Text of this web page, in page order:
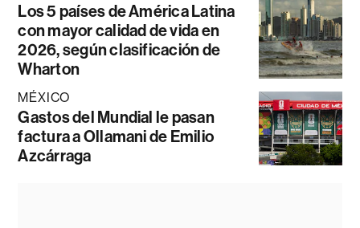
Los 5 países de América Latina
con mayor calidad de vida en
2026, según clasificación de
Wharton
MÉXICO
Gastos del Mundial le pasan
factura a Ollamani de Emilio
Azcárraga